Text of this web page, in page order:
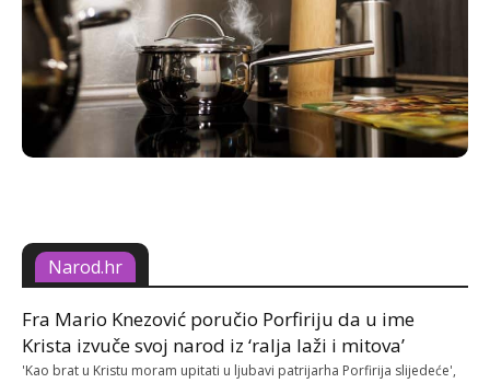
Narod.hr
Fra Mario Knezović poručio Porfiriju da u ime
Krista izvuče svoj narod iz ‘ralja laži i mitova’
'Kao brat u Kristu moram upitati u ljubavi patrijarha Porfirija slijedeće',